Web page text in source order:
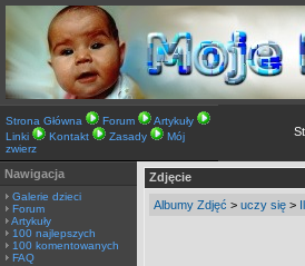
Strona Główna Forum
Artykuły
Linki
Kontakt Zasady
Mój
zwierz
Nawigacja
Galerie dzieci
Forum
Artykuły
100 najlepszych
100 komentowanych
FAQ
Zdjęcie
Albumy Zdjęć > uczy się >